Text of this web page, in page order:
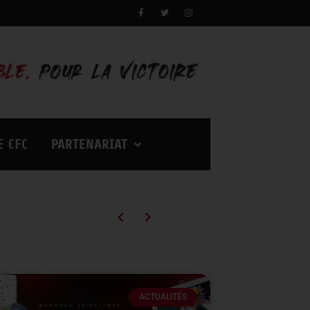
CFC PARTENARIAT
ACTUALITÉS